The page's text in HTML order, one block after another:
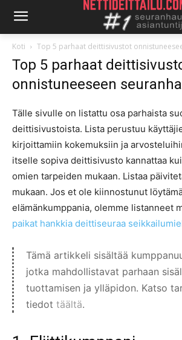
Koti Top 5 parhaat deittisivustot
Top 5 parhaat
onnistuneeseen
Tälle sivulle on listattu osa parhaista
deittisivustoista. Lista perustuu
kirjoittamiin kokemuksiin ja
itselle sopiva deittisivusto kannattaa
omien tarpeiden mukaan. Listaa
mukaan. Jos et ole kiinnostunut
elämänkumppania, olemme listanneet
paikat hankkia deittiseuraa
Tämä artikkeli sisältää
jotka mahdollistavat parhaan
tuottamisen ja ylläpidon. Katso
tiedot täältä.